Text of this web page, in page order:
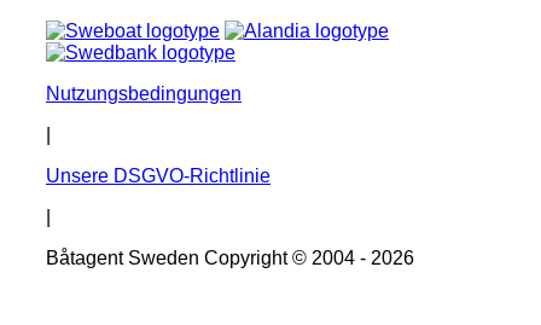
Nutzungsbedingungen
Unsere DSGVO-Richtlinie
Båtagent Sweden Copyright © 2004 - 2026